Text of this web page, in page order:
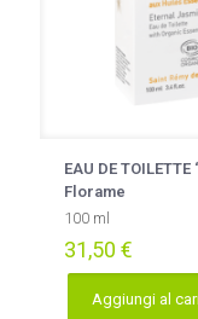
EAU DE
Florame
100 ml
31,50 €
Aggiungi al